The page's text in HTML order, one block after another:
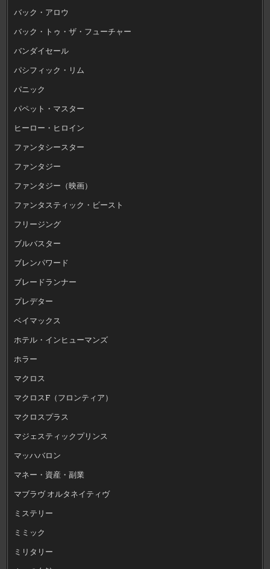
バック・アロウ
バック・トゥ・ザ・フューチャー
バンダイセール
パシフィック・リム
パニック
パペット・マスター
ヒーロー・ヒロイン
ファンタシースター
ファンタジー
ファンタジー（映画）
ファンタスティック・ビースト
フリージング
ブルバスター
ブレンパワード
ブレードランナー
プレデター
ベイマックス
ホテル・インヒューマンズ
ホラー
マクロス
マクロスF（フロンティア）
マクロスプラス
マジェスティックプリンス
マッハバロン
マネー・資産・副業
マブラヴ オルタネイティヴ
ミステリー
ミミック
ミリタリー